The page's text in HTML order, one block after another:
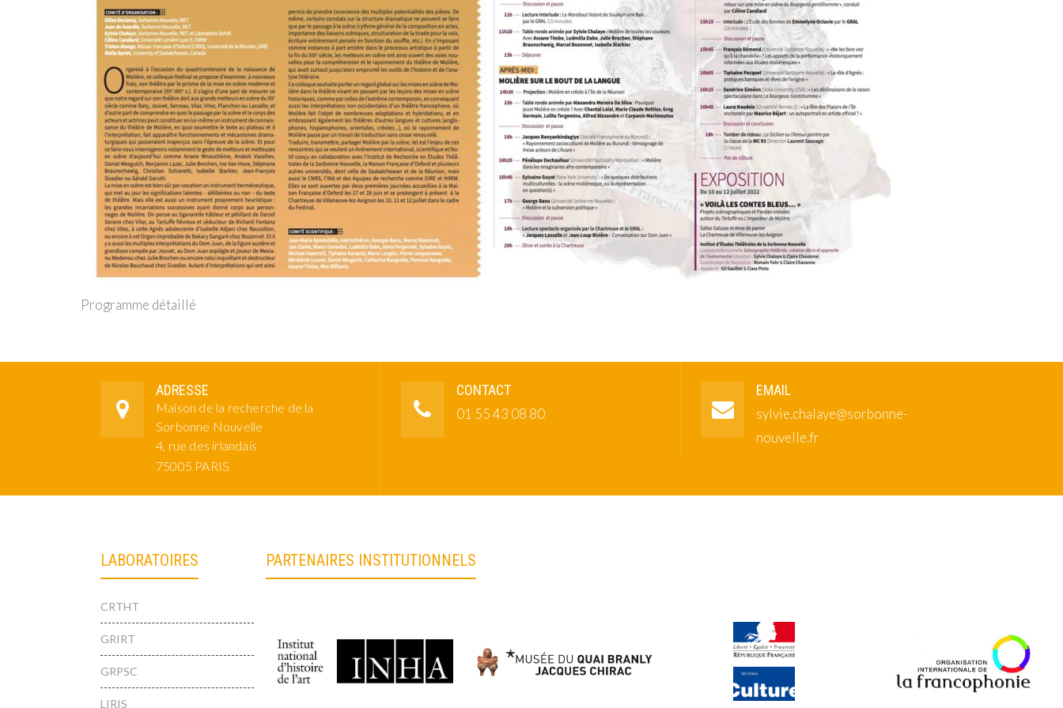
Programme détaillé
ADRESSE
Maison de la recherche de la
Sorbonne Nouvelle
4, rue des irlandais
75005 PARIS
CONTACT
01 55 43 08 80
EMAIL
sylvie.chalaye@sorbonne-
nouvelle.fr
LABORATOIRES
CRTHT
GRIRT
GRPSC
LIRIS
PARTENAIRES INSTITUTIONNELS